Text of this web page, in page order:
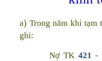
a) Trong năm khi tạm
ghi:
Nợ TK 421 -